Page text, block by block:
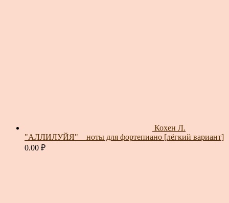
Кохен Л.
"АЛЛИЛУЙЯ" _ ноты для фортепиано [лёгкий вариант]
0.00 ₽